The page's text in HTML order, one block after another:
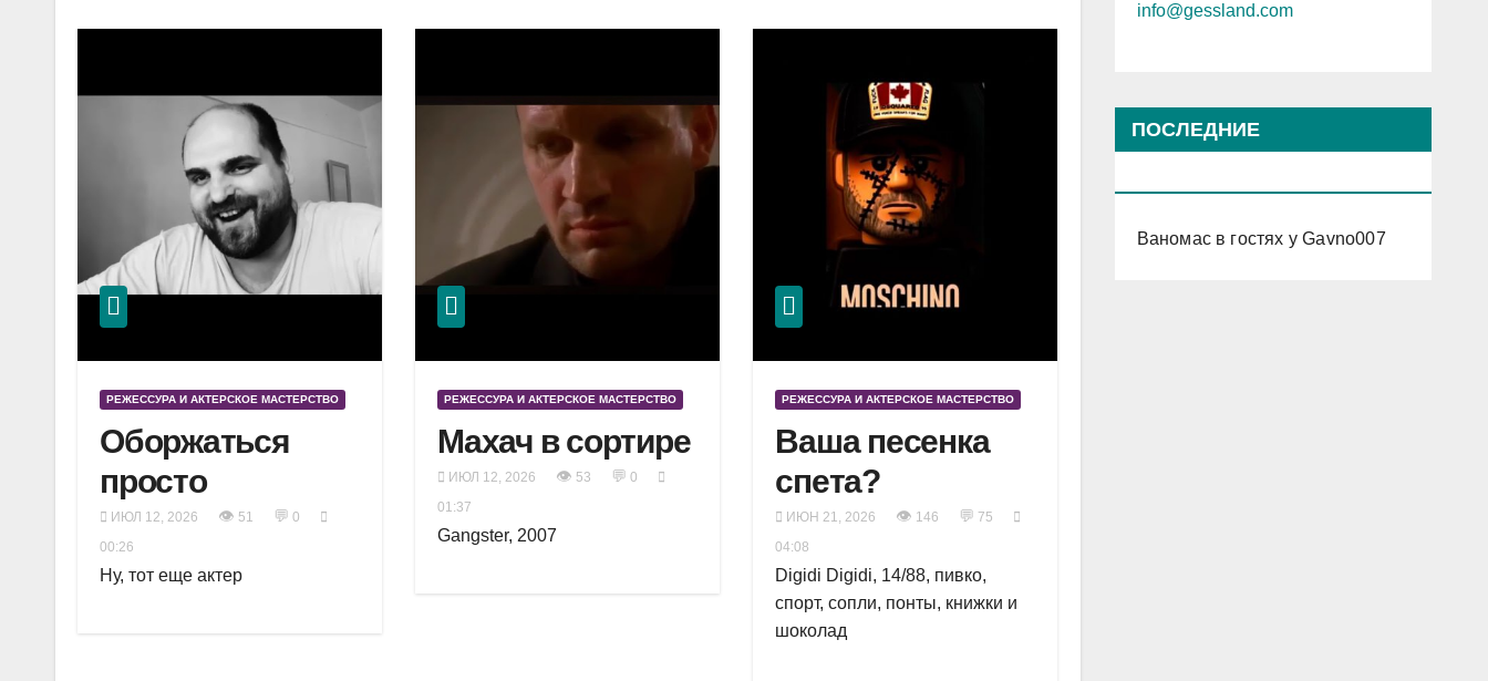
РЕЖЕССУРА И АКТЕРСКОЕ МАСТЕРСТВО
Оборжаться
просто
ИЮЛ 12, 2026 👁 51 💬 0
00:26
Ну, тот еще актер
РЕЖЕССУРА И АКТЕРСКОЕ МАСТЕРСТВО
Махач в сортире
ИЮЛ 12, 2026 👁 53 💬 0
01:37
Gangster, 2007
РЕЖЕССУРА И АКТЕРСКОЕ МАСТЕРСТВО
Ваша песенка
спета?
ИЮН 21, 2026 👁 146 💬 75
04:08
Digidi Digidi, 14/88, пивко,
спорт, сопли, понты, книжки и
шоколад
info@gessland.com
ПОСЛЕДНИЕ
Ваномас в гостях у Gavno007